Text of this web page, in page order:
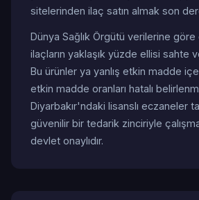
sitelerinden ilaç satın almak son
Dünya Sağlık Örgütü verilerine göre
ilaçların yaklaşık yüzde ellisi sahte
Bu ürünler ya yanlış etkin madde
etkin madde oranları hatalı
Diyarbakır'ndaki lisanslı eczaneler
güvenilir bir tedarik zinciriyle
devlet onaylıdır.